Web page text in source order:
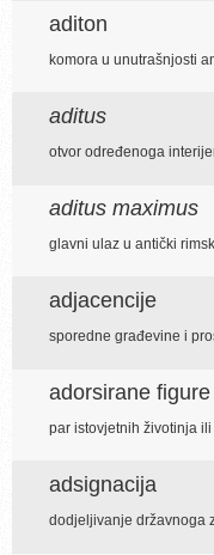
aditon
komora u unutrašnjosti
aditus
otvor određenoga
aditus maximus
glavni ulaz u antički
adjacencije
sporedne građevine i
adorsirane figure
par istovjetnih životinja
adsignacija
dodjeljivanje državnoga